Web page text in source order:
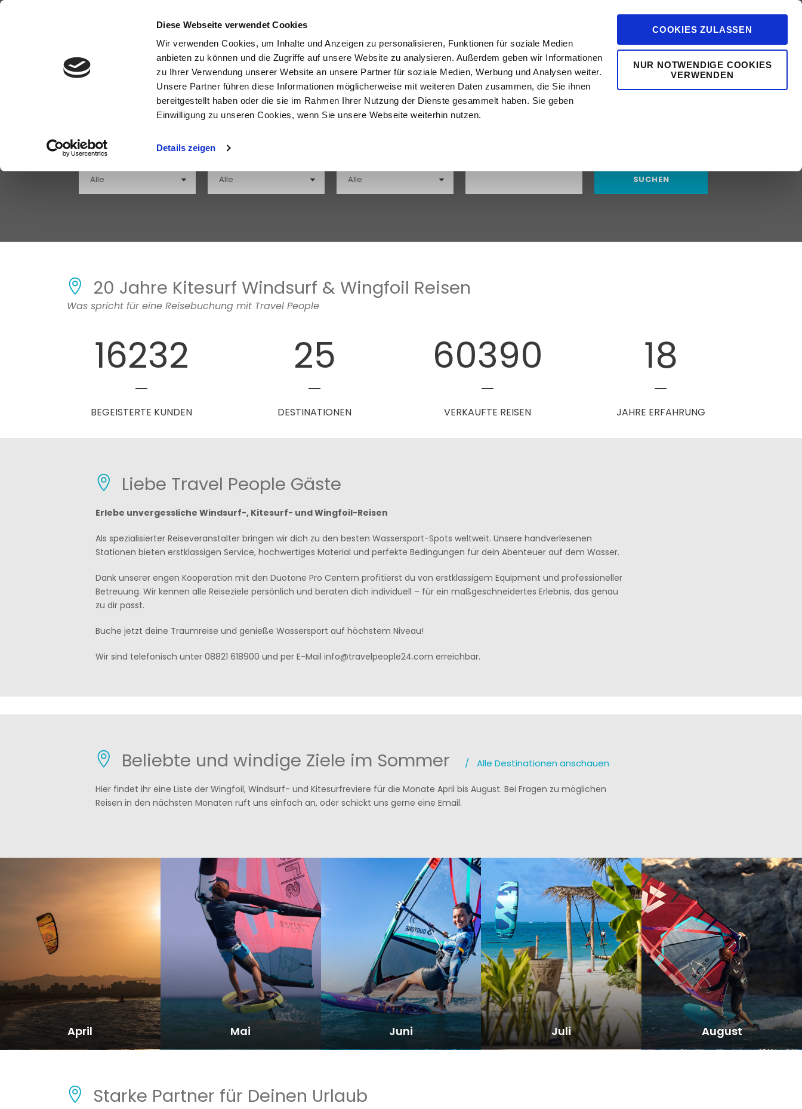
Diese Webseite verwendet Cookies
Wir verwenden Cookies, um Inhalte und Anzeigen zu personalisieren, Funktionen für soziale Medien
anbieten zu können und die Zugriffe auf unsere Website zu analysieren. Außerdem geben wir Informationen
zu Ihrer Verwendung unserer Website an unsere Partner für soziale Medien, Werbung und Analysen weiter.
Unsere Partner führen diese Informationen möglicherweise mit weiteren Daten zusammen, die Sie ihnen
bereitgestellt haben oder die sie im Rahmen Ihrer Nutzung der Dienste gesammelt haben. Sie geben
Einwilligung zu unseren Cookies, wenn Sie unsere Webseite weiterhin nutzen.
Details zeigen
COOKIES ZULASSEN
NUR NOTWENDIGE COOKIES
VERWENDEN
+49 (0)8821 618900 info@travelpeople24.com
Windsurfreisen Kitesurfreisen Wingfoilreisen Sportarten Events
Aktiviät/Sportart Destination
20 Jahre Kitesurf Windsurf & Wingfoil Reisen
Was spricht für eine Reisebuchung mit Travel People
17998
BEGEISTERTE KUNDEN
28
DESTINATIONEN
66993
VERKAUFTE REISEN
20
JAHRE ERFAHRUNG
Liebe Travel People Gäste
Erlebe unvergessliche Windsurf-, Kitesurf- und Wingfoil-Reisen
Als spezialisierter Reiseveranstalter bringen wir dich zu den besten Wassersport-Spots weltweit. Unsere handverlesenen
Stationen bieten erstklassigen Service, hochwertiges Material und perfekte Bedingungen für dein Abenteuer auf dem Wasser.
Dank unserer engen Kooperation mit den Duotone Pro Centern profitierst du von erstklassigem Equipment und professioneller
Betreuung. Wir kennen alle Reiseziele persönlich und beraten dich individuell – für ein maßgeschneidertes Erlebnis, das genau
zu dir passt.
Buche jetzt deine Traumreise und genieße Wassersport auf höchstem Niveau!
Wir sind telefonisch unter 08821 618900 und per E-Mail info@travelpeople24.com erreichbar.
Beliebte und windige Ziele im Sommer / Alle Destinationen anschauen
Hier findet ihr eine Liste der Wingfoil, Windsurf- und Kitesurfreviere für die Monate April bis August. Bei Fragen zu möglichen
Reisen in den nächsten Monaten ruft uns einfach an, oder schickt uns gerne eine Email.
April Mai Juni Juli August
Starke Partner für Deinen Urlaub